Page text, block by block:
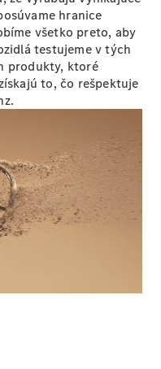
hranice
všetko preto, aby
testujeme v tých
produkty, ktoré
to, čo rešpektuje